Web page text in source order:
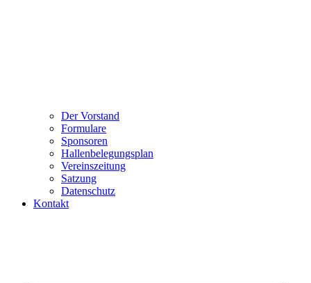
Der Vorstand
Formulare
Sponsoren
Hallenbelegungsplan
Vereinszeitung
Satzung
Datenschutz
Kontakt